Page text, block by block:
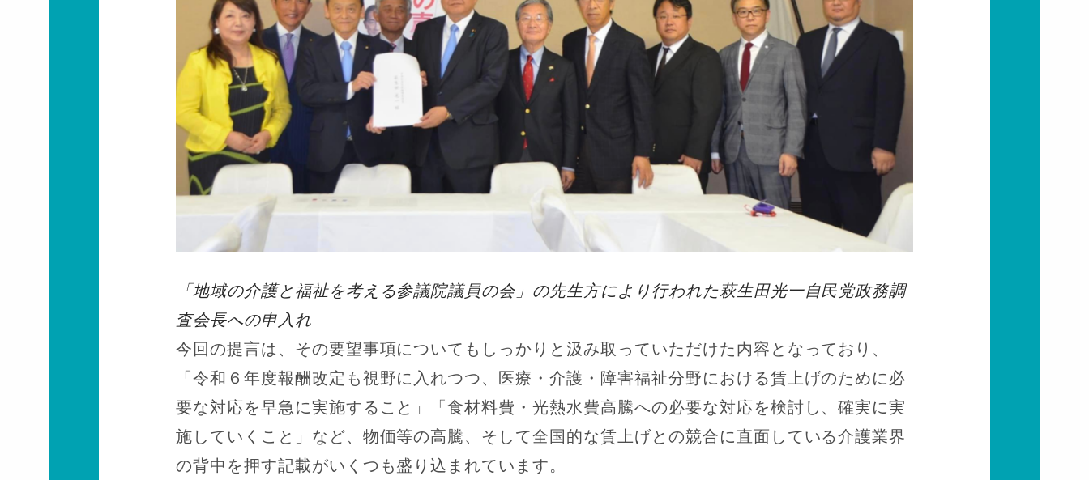
「地域の介護と福祉を考える参議院議員の会」の先生方により行われた萩生田光一自民党政務調
査会長への申入れ
今回の提言は、その要望事項についてもしっかりと汲み取っていただけた内容となっており、
「令和６年度報酬改定も視野に入れつつ、医療・介護・障害福祉分野における賃上げのために必
要な対応を早急に実施すること」「食材料費・光熱水費高騰への必要な対応を検討し、確実に実
施していくこと」など、物価等の高騰、そして全国的な賃上げとの競合に直面している介護業界
の背中を押す記載がいくつも盛り込まれています。